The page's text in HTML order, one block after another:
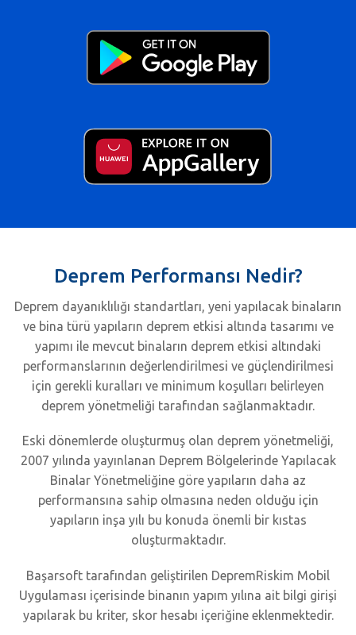
Deprem Performansı Nedir?
Deprem dayanıklılığı standartları, yeni yapılacak binaların
ve bina türü yapıların deprem etkisi altında tasarımı ve
yapımı ile mevcut binaların deprem etkisi altındaki
performanslarının değerlendirilmesi ve güçlendirilmesi
için gerekli kuralları ve minimum koşulları belirleyen
deprem yönetmeliği tarafından sağlanmaktadır.
Eski dönemlerde oluşturmuş olan deprem yönetmeliği,
2007 yılında yayınlanan Deprem Bölgelerinde Yapılacak
Binalar Yönetmeliğine göre yapıların daha az
performansına sahip olmasına neden olduğu için
yapıların inşa yılı bu konuda önemli bir kıstas
oluşturmaktadır.
Başarsoft tarafından geliştirilen DepremRiskim Mobil
Uygulaması içerisinde binanın yapım yılına ait bilgi girişi
yapılarak bu kriter, skor hesabı içeriğine eklenmektedir.